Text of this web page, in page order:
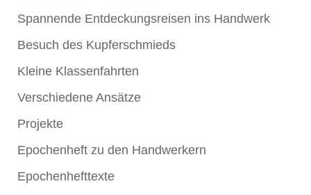
Spannende Entdeckungsreisen ins Handwerk
Besuch des Kupferschmieds
Kleine Klassenfahrten
Verschiedene Ansätze
Projekte
Epochenheft zu den Handwerkern
Epochenhefttexte